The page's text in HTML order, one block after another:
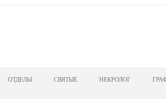
ОТДЕЛЫ СВЯТЫЕ НЕКРОЛОГ